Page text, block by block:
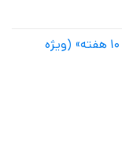
دوره آموزش مجازی «خلاقیت در ۱۰ هفته» (ویژه